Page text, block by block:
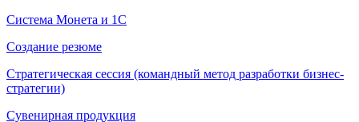
Система Монета и 1С
Создание резюме
Стратегическая сессия (командный метод разработки бизнес-
стратегии)
Сувенирная продукция